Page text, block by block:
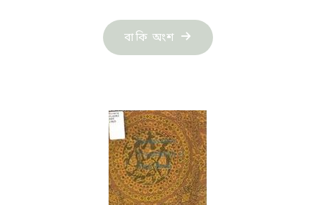
বাকি অংশ "সুব্রত
অগাস্টিন
কবিতা"